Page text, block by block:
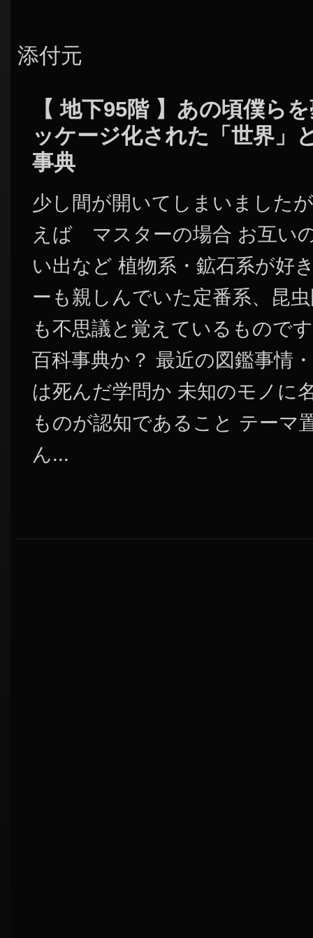
添付元
【 地下95階 】あの頃僕ら
ッケージ化された「世界」
事典
少し間が開いてしまいました
えば マスターの場合 お互い
い出など 植物系・鉱石系が好
ーも親しんでいた定番系、昆
も不思議と覚えているもので
百科事典か？ 最近の図鑑事情
は死んだ学問か 未知のモノに
ものが認知であること テーマ
ん...